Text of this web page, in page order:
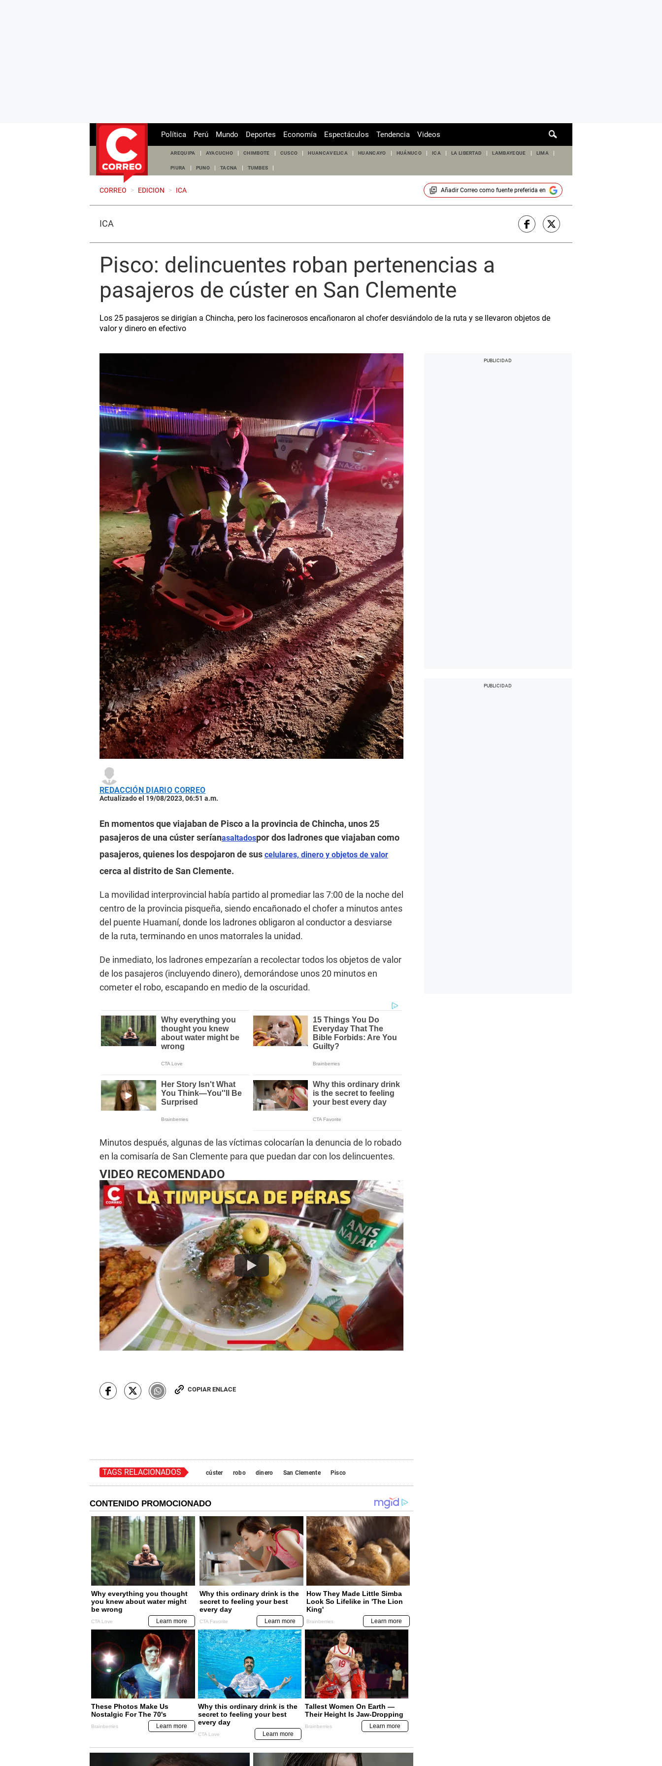
de
Política Perú Mundo Deportes Economía Espectáculos Tendencia Videos
AREQUIPA AYACUCHO CHIMBOTE CUSCO HUANCAVELICA HUANCAYO HUÁNUCO ICA LA LIBERTAD LAMBAYEQUE LIMA
PIURA PUNO TACNA TUMBES
CORREO > EDICION > ICA Añadir Correocomo fuente preferida en
ICA
Pisco: delincuentes roban pertenencias a
pasajeros de cúster en San Clemente
Los 25 pasajeros se dirigían a Chincha, pero los facinerosos encañonaron al chofer desviándolo de la ruta y se llevaron objetos de
valor y dinero en efectivo
REDACCIÓN DIARIO CORREO
Actualizado el 19/08/2023, 06:51 a.m.
En momentos que viajaban de Pisco a la provincia de Chincha, unos 25
pasajeros de una cúster seríanasaltadospor dos ladrones que viajaban como
pasajeros, quienes los despojaron de sus celulares, dinero y objetos de valor
cerca al distrito de San Clemente.
La movilidad interprovincial había partido al promediar las 7:00 de la noche del
centro de la provincia pisqueña, siendo encañonado el chofer a minutos antes
del puente Huamaní, donde los ladrones obligaron al conductor a desviarse
de la ruta, terminando en unos matorrales la unidad.
De inmediato, los ladrones empezarían a recolectar todos los objetos de valor
de los pasajeros (incluyendo dinero), demorándose unos 20 minutos en
cometer el robo, escapando en medio de la oscuridad.
Minutos después, algunas de las víctimas colocarían la denuncia de lo robado
en la comisaría de San Clemente para que puedan dar con los delincuentes.
VIDEO RECOMENDADO
COPIAR ENLACE
TAGS RELACIONADOS cúster robo dinero San Clemente Pisco